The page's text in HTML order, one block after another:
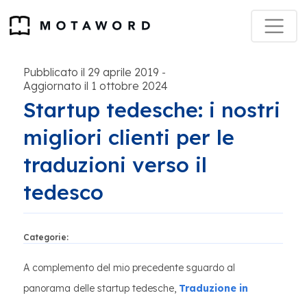
Pubblicato il 29 aprile 2019 -
Aggiornato il 1 ottobre 2024
Startup tedesche: i nostri
migliori clienti per le
traduzioni verso il
tedesco
Categorie:
A complemento del mio precedente sguardo al
panorama delle startup tedesche, Traduzione in